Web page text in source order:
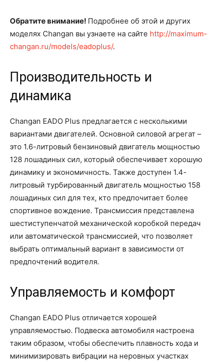
Обратите внимание! Подробнее об этой и других
моделях Changan вы узнаете на сайте http://maximum-
changan.ru/models/eadoplus/.
Производительность и
динамика
Changan EADO Plus предлагается с несколькими
вариантами двигателей. Основной силовой агрегат –
это 1.6-литровый бензиновый двигатель мощностью
128 лошадиных сил, который обеспечивает хорошую
динамику и экономичность. Также доступен 1.4-
литровый турбированный двигатель мощностью 158
лошадиных сил для тех, кто предпочитает более
спортивное вождение. Трансмиссия представлена
шестиступенчатой механической коробкой передач
или автоматической трансмиссией, что позволяет
выбрать оптимальный вариант в зависимости от
предпочтений водителя.
Управляемость и комфорт
Changan EADO Plus отличается хорошей
управляемостью. Подвеска автомобиля настроена
таким образом, чтобы обеспечить плавность хода и
минимизировать вибрации на неровных участках